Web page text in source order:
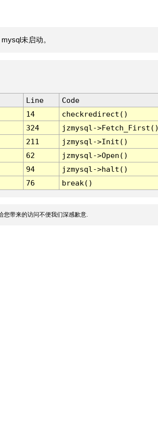
未启动。
Line
Code
14
checkredirect()
324
jzmysql-
211
jzmysql->Init()
62
jzmysql->Open()
94
jzmysql->halt()
76 break()
您带来的访问不便我们深感歉意.